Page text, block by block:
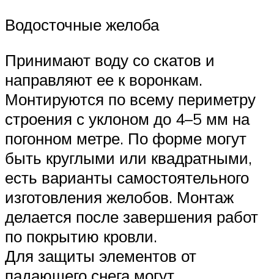
Водосточные желоба
Принимают воду со скатов и
направляют ее к воронкам.
Монтируются по всему периметру
строения с уклоном до 4–5 мм на
погонном метре. По форме могут
быть круглыми или квадратными,
есть варианты самостоятельного
изготовления желобов. Монтаж
делается после завершения работ
по покрытию кровли.
Для защиты элементов от